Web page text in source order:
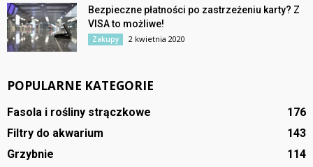
Bezpieczne płatności po zastrzeżeniu karty? Z
VISA to możliwe!
Zakupy 2 kwietnia 2020
POPULARNE KATEGORIE
Fasola i rośliny strączkowe
176
Filtry do akwarium
143
Grzybnie
114